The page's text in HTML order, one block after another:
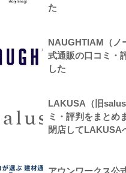
た
NAUGHTIAM（ノ
式通販の口コミ・
した
LAKUSA（旧
ミ・評判をまとめ
閉店してLAKUSA
アウンワークス公